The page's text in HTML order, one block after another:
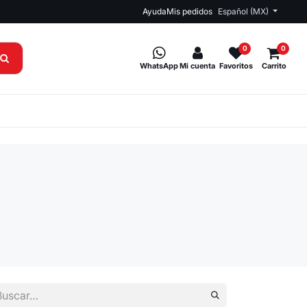
AyudaMis pedidos Español (MX)
WhatsAppMi cuenta Favoritos
0
Carrito
0